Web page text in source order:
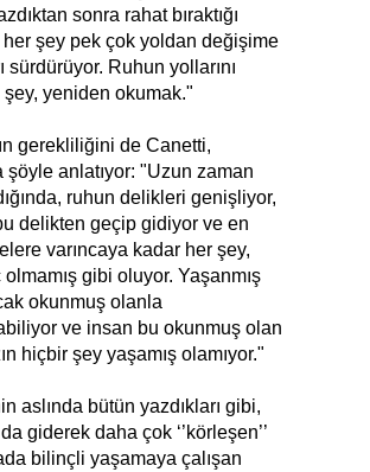
sonra rahat bıraktığı
şey pek çok yoldan değişime
sürdürüyor. Ruhun yollarını
yeniden okumak."
gerekliliğini de Canetti,
şöyle anlatıyor: "Uzun zaman
ruhun delikleri genişliyor,
delikten geçip gidiyor ve en
varıncaya kadar her şey,
gibi oluyor. Yaşanmış
okunmuş olanla
ve insan bu okunmuş olan
hiçbir şey yaşamış olamıyor."
aslında bütün yazdıkları gibi,
giderek daha çok ‘’körleşen’’
bilinçli yaşamaya çalışan